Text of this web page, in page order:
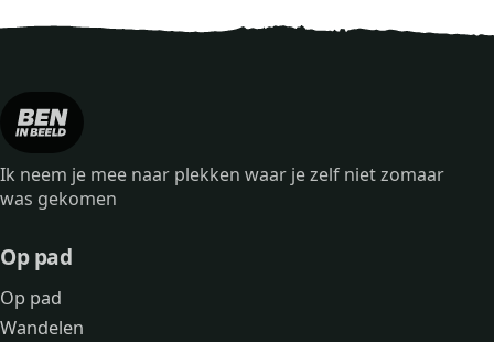
Ik neem je mee naar plekken waar je zelf niet zomaar
was gekomen
Op pad
Op pad
Wandelen